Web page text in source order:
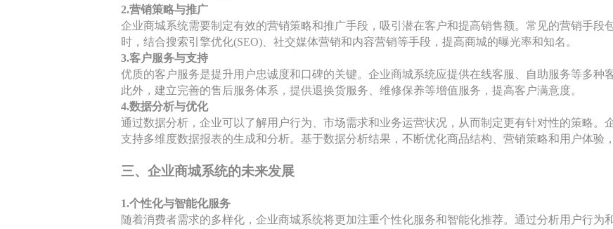
2.营销策略与推广
企业商城系统需要制定有效的营销策略和推广手段，吸引潜在客户和提高销售额。常见的营销手段
时，结合搜索引擎优化(SEO)、社交媒体营销和内容营销等手段，提高商城的曝光率和知名。
3.客户服务与支持
优质的客户服务是提升用户忠诚度和口碑的关键。企业商城系统应提供在线客服、自助服务等多种
此外，建立完善的售后服务体系，提供退换货服务、维修保养等增值服务，提高客户满意度。
4.数据分析与优化
通过数据分析，企业可以了解用户行为、市场需求和业务运营状况，从而制定更有针对性的策略。
支持多维度数据报表的生成和分析。基于数据分析结果，不断优化商品结构、营销策略和用户体验
三、企业商城系统的未来发展
1.个性化与智能化服务
随着消费者需求的多样化，企业商城系统将更加注重个性化服务和智能化推荐。通过分析用户行为